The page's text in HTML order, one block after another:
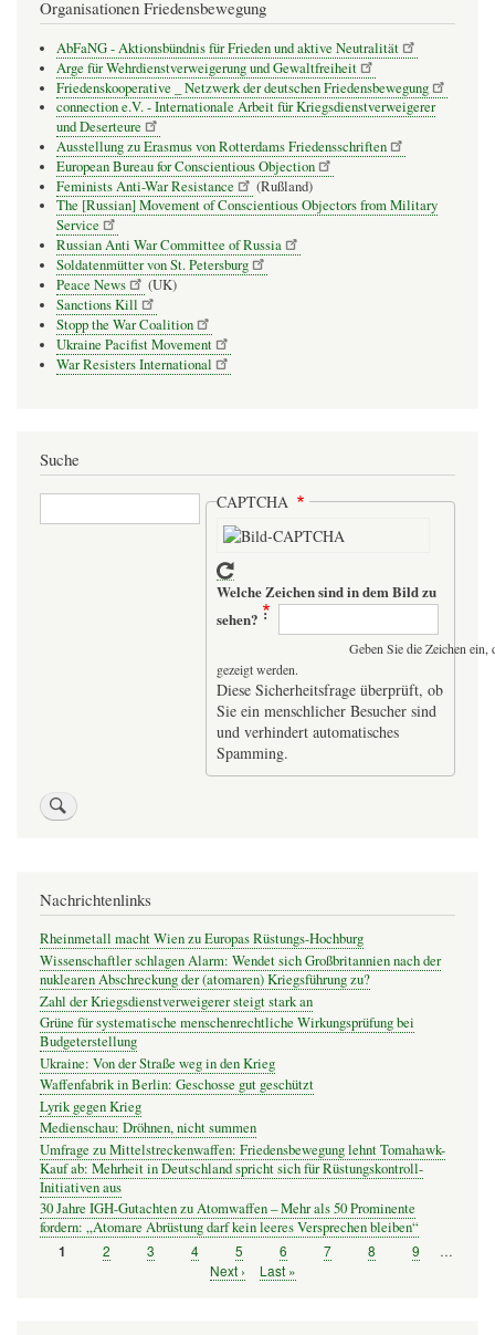
Organisationen Friedensbewegung
AbFaNG - Aktionsbündnis für Frieden und aktive Neutralität
Arge für Wehrdienstverweigerung und Gewaltfreiheit
Friedenskooperative _ Netzwerk der deutschen Friedensbewegung
connection e.V. - Inter­na­tio­nale Arbeit für Kriegs­dienst­ver­wei­gerer
und Deser­teure
Ausstellung zu Erasmus von Rotterdams Friedensschriften
European Bureau for Conscientious Objection
Feminists Anti-War Resistance
(Rußland)
The [Russian] Movement of Conscientious Objectors from Military
Service
Russian Anti War Committee of Russia
Soldatenmütter von St. Petersburg
Peace News
(UK)
Sanctions Kill
Stopp the War Coalition
Ukraine Pacifist Movement
War Resisters International
Suche
Suche CAPTCHA
Welche Zeichen sind in dem Bild zu
sehen?
Geben Sie die Zeichen
gezeigt werden.
Diese Sicherheitsfrage überprüft, ob
Sie ein menschlicher Besucher sind
und verhindert automatisches
Spamming.
Nachrichtenlinks
Rheinmetall macht Wien zu Europas Rüstungs-Hochburg
Wissenschaftler schlagen Alarm: Wendet sich Großbritannien nach der
nuklearen Abschreckung der (atomaren) Kriegsführung zu?
Zahl der Kriegsdienstverweigerer steigt stark an
Grüne für systematische menschenrechtliche Wirkungsprüfung bei
Budgeterstellung
Ukraine: Von der Straße weg in den Krieg
Waffenfabrik in Berlin: Geschosse gut geschützt
Lyrik gegen Krieg
Medienschau: Dröhnen, nicht summen
Umfrage zu Mittelstreckenwaffen: Friedensbewegung lehnt Tomahawk-
Kauf ab: Mehrheit in Deutschland spricht sich für Rüstungskontroll-
Initiativen aus
30 Jahre IGH-Gutachten zu Atomwaffen – Mehr als 50 Prominente
fordern: „Atomare Abrüstung darf kein leeres Versprechen bleiben“
Seitennummerierung
Seite
1 Seite
2 Seite
3 Seite
4 Seite
5 Seite
6 Seite
7 Seite
8 Seite
9
…
Nächste
Next ›
Letzte
Last »